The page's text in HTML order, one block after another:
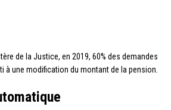
de la Justice, en 2019, 60% des demandes
à une modification du montant de la pension.